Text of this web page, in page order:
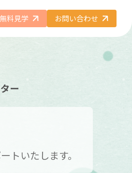
無料見学 お問い合わせ
トいたします。